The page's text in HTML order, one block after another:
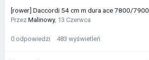
[rower] Daccordi 54 cm m dura ace 7800/7900
Przez Malinowy, 13 Czerwca
0 odpowiedzi 483 wyświetleń